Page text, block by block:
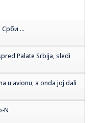
Срби ...
Palate Srbija, sledi
u avionu, a onda joj dali
N